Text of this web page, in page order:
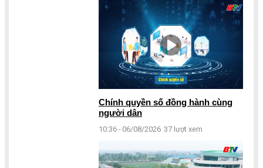
Chính quyền số đồng hành cùng
người dân
10:36 - 06/08/2026 37 lượt xem